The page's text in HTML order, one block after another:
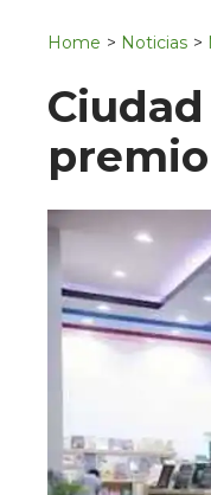
Home > Noticias >